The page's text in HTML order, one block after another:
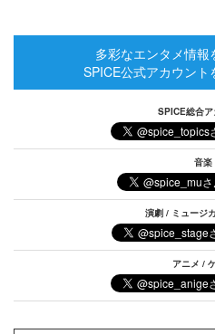
多彩なエンタメ情報
SPICE公式アカウント
SPICE総合ア
音楽
演劇 / ミュージ
アニメ /